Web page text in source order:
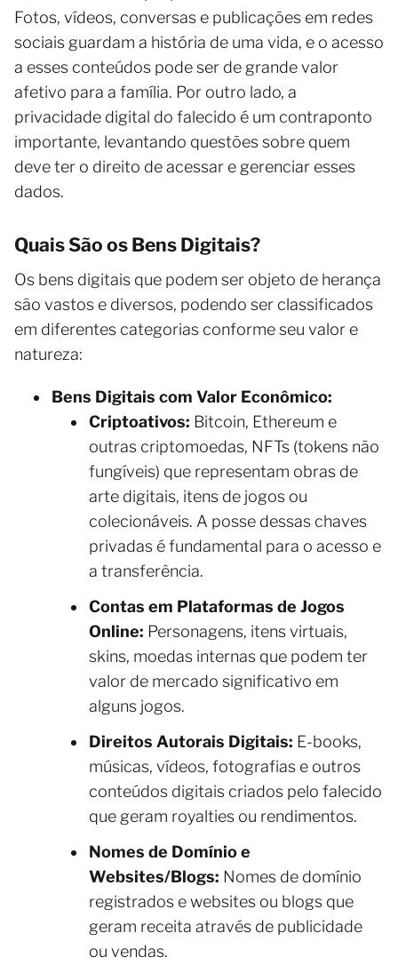
Fotos, vídeos, conversas e publicações em redes
sociais guardam a história de uma vida, e o acesso
a esses conteúdos pode ser de grande valor
afetivo para a família. Por outro lado, a
privacidade digital do falecido é um contraponto
importante, levantando questões sobre quem
deve ter o direito de acessar e gerenciar esses
dados.
Quais São os Bens Digitais?
Os bens digitais que podem ser objeto de herança
são vastos e diversos, podendo ser classificados
em diferentes categorias conforme seu valor e
natureza:
Bens Digitais com Valor Econômico:
Criptoativos: Bitcoin, Ethereum e
outras criptomoedas, NFTs (tokens não
fungíveis) que representam obras de
arte digitais, itens de jogos ou
colecionáveis. A posse dessas chaves
privadas é fundamental para o acesso e
a transferência.
Contas em Plataformas de Jogos
Online: Personagens, itens virtuais,
skins, moedas internas que podem ter
valor de mercado significativo em
alguns jogos.
Direitos Autorais Digitais: E-books,
músicas, vídeos, fotografias e outros
conteúdos digitais criados pelo falecido
que geram royalties ou rendimentos.
Nomes de Domínio e
Websites/Blogs: Nomes de domínio
registrados e websites ou blogs que
geram receita através de publicidade
ou vendas.